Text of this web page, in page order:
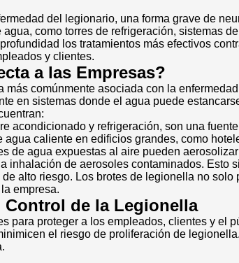
del legionario, una forma grave de
como torres de refrigeración, sistemas
los tratamientos más efectivos
y clientes.
a las Empresas?
más comúnmente asociada con la
en sistemas donde el agua puede
acondicionado y refrigeración, son una
agua caliente en edificios grandes, como
de agua expuestas al aire pueden
inhalación de aerosoles contaminados.
alto riesgo. Los brotes de legionella no
empresa.
de la Legionella
para proteger a los empleados, clientes y
el riesgo de proliferación de